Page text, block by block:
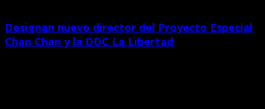
Designan nuevo director del Proyecto Especial
Chan Chan y la DDC La Libertad